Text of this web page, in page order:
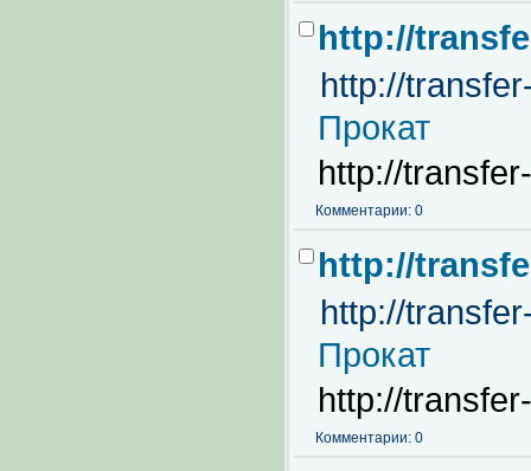
http://
http://
Прокат
http://
Комментарии: 0
http://
http://
Прокат
http://
Комментарии: 0